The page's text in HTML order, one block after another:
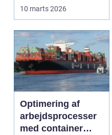
helt uoverskuelig...
10 marts 2026
Optimering af
arbejdsprocesser
med container